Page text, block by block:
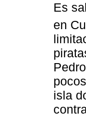
Es
en
isla